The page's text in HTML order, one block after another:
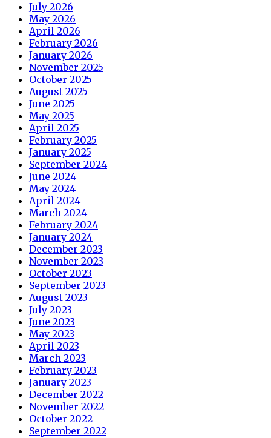
July 2026
May 2026
April 2026
February 2026
January 2026
November 2025
October 2025
August 2025
June 2025
May 2025
April 2025
February 2025
January 2025
September 2024
June 2024
May 2024
April 2024
March 2024
February 2024
January 2024
December 2023
November 2023
October 2023
September 2023
August 2023
July 2023
June 2023
May 2023
April 2023
March 2023
February 2023
January 2023
December 2022
November 2022
October 2022
September 2022